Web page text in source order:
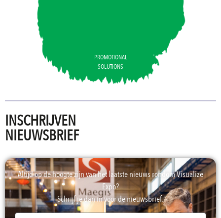
PROMOTIONAL
SOLUTIONS
INSCHRIJVEN
NIEUWSBRIEF
Altijd op de hoogte zijn van het laatste nieuws rondom Visualize
Expo?
Schrijf je dan in voor de nieuwsbrief.